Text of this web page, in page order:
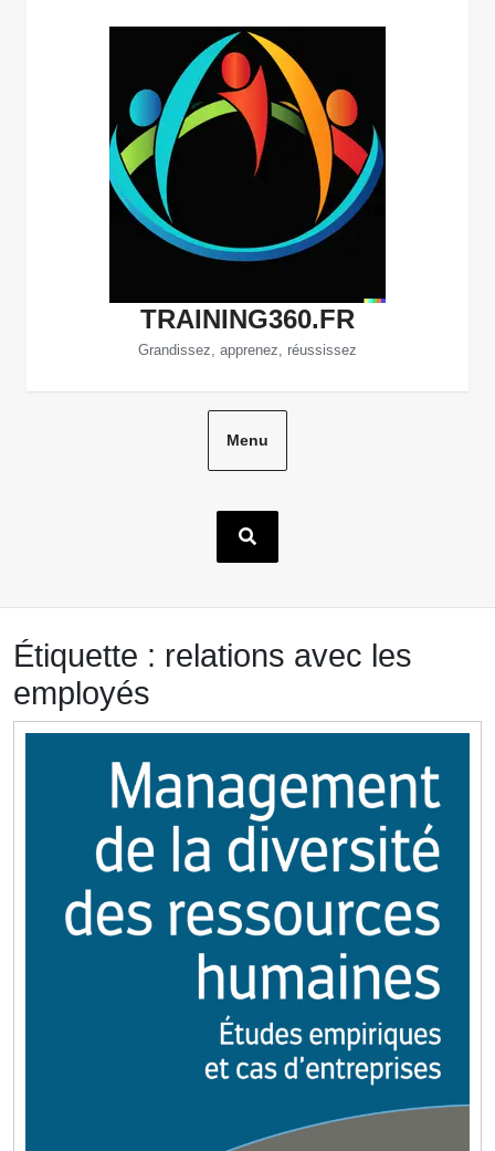
TRAINING360.FR
Grandissez, apprenez, réussissez
Menu
Étiquette : relations avec les
employés